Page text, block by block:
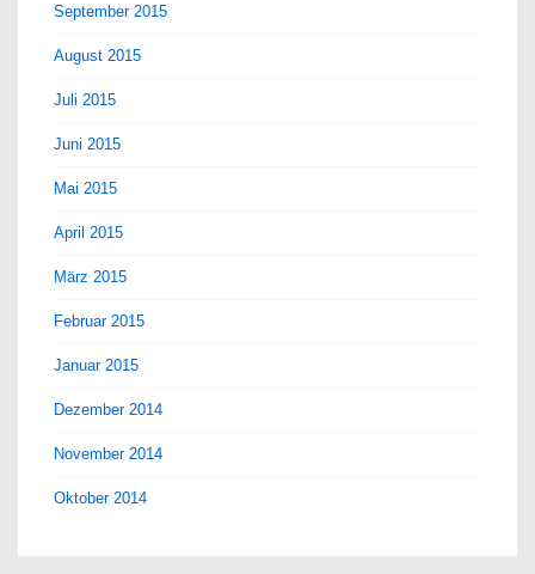
September 2015
August 2015
Juli 2015
Juni 2015
Mai 2015
April 2015
März 2015
Februar 2015
Januar 2015
Dezember 2014
November 2014
Oktober 2014